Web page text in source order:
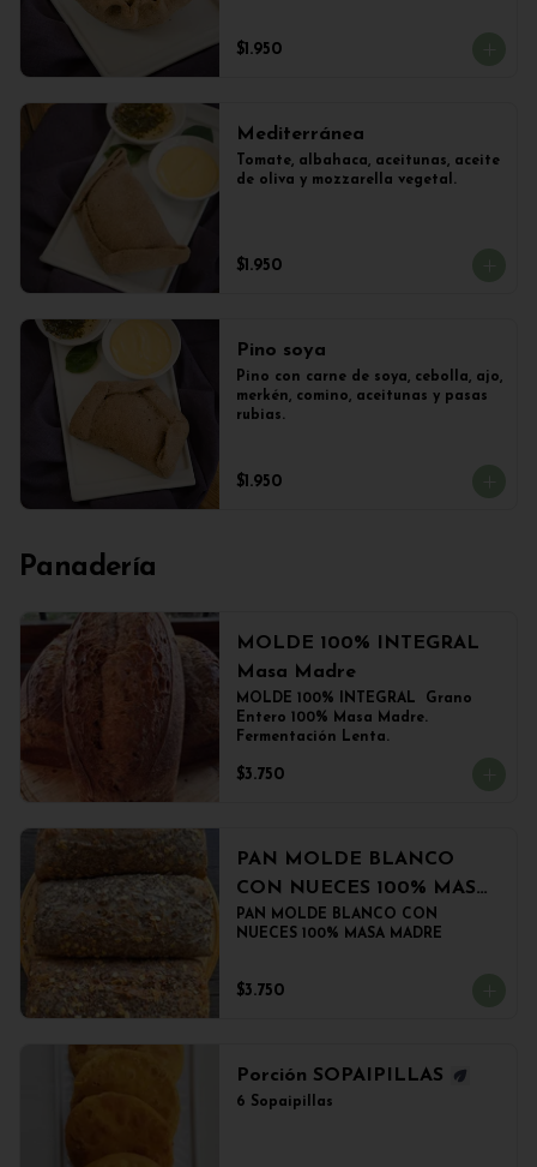
$1.950
Mediterránea
Tomate, albahaca, aceitunas, aceite
de oliva y mozzarella vegetal.
$1.950
Pino soya
Pino con carne de soya, cebolla, ajo,
merkén, comino, aceitunas y pasas
rubias.
$1.950
Panadería
MOLDE 100% INTEGRAL
Masa Madre
MOLDE 100% INTEGRAL  Grano
Entero 100% Masa Madre.
Fermentación Lenta.
$3.750
PAN MOLDE BLANCO
CON NUECES 100% MASA
MADRE
PAN MOLDE BLANCO CON
NUECES 100% MASA MADRE
$3.750
Porción SOPAIPILLAS
6 Sopaipillas